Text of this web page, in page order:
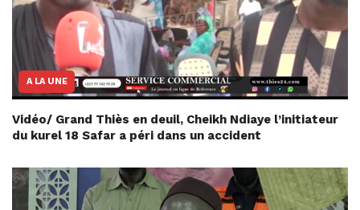
A LA UNE
Vidéo/ Grand Thiès en deuil, Cheikh Ndiaye l’initiateur
du kurel 18 Safar a péri dans un accident